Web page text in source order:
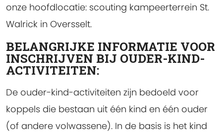
onze hoofdlocatie: scouting kampeerterrein St.
Walrick in Oversselt.
BELANGRIJKE INFORMATIE VOOR
INSCHRIJVEN BIJ OUDER-KIND-
ACTIVITEITEN:
De ouder-kind-activiteiten zijn bedoeld voor
koppels die bestaan uit één kind en één ouder
(of andere volwassene). In de basis is het kind